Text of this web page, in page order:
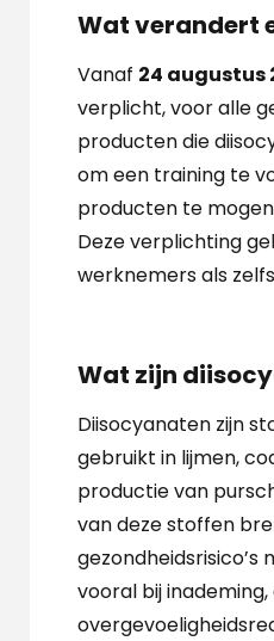
Wat verandert
Vanaf 24 augustus
verplicht, voor alle
producten die
om een training te
producten te
Deze verplichting
werknemers als
Wat zijn
Diisocyanaten zijn
gebruikt in lijmen,
productie van
van deze stoffen
gezondheidsrisico’s
vooral bij